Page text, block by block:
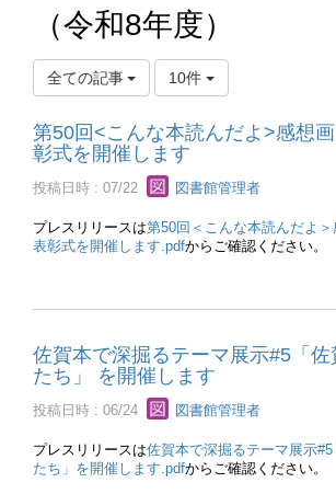
（令和8年度）
全ての記事 10件
第50回<こんな本読んだよ>感想
彰式を開催します
投稿日時 : 07/22 図書館管理者
プレスリリースは第50回＜こんな本読んだよ
表彰式を開催します.pdfからご確認ください。
佐賀本で深掘るテーマ展示#5「
たち」 を開催します
投稿日時 : 06/24 図書館管理者
プレスリリースは佐賀本で深掘るテーマ展示
たち」を開催します.pdfからご確認ください。